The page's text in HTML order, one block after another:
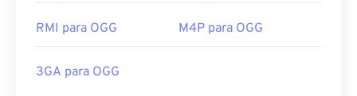
RMI para OGG M4P para OGG
3GA para OGG